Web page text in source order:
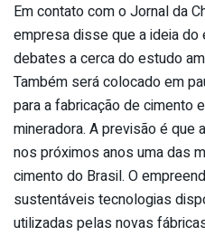
Em contato com o Jornal da
empresa disse que a ideia
debates a cerca do estudo
Também será colocado em
para a fabricação de cimento
mineradora. A previsão é que
nos próximos anos uma das
cimento do Brasil. O
sustentáveis tecnologias
utilizadas pelas novas